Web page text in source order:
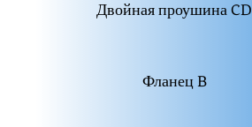
Двойная проушина CD
Фланец B